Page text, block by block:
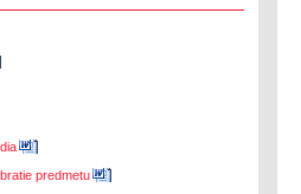
predmetu